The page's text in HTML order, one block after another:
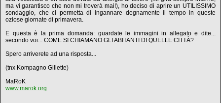
ma vi garantisco che non mi troverà mai!), ho deciso di aprire un UTILISSIMO
sondaggio, che ci permetta di ingannare degnamente il tempo in queste
oziose giornate di primavera.
E questa è la prima domanda: guardate le immagini in allegato e dite...
secondo voi... COME SI CHIAMANO GLI ABITANTI DI QUELLE CITTÀ?
Spero arriverete ad una risposta...
(tnx Kompagno Gillette)
MaRoK
www.marok.org